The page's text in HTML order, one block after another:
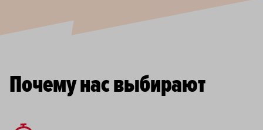
Почему нас выбирают